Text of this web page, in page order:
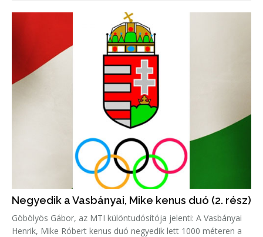
Negyedik a Vasbányai, Mike kenus duó (2. rész)
Göbölyös Gábor, az MTI különtudósítója jelenti: A Vasbányai
Henrik, Mike Róbert kenus duó negyedik lett 1000 méteren a